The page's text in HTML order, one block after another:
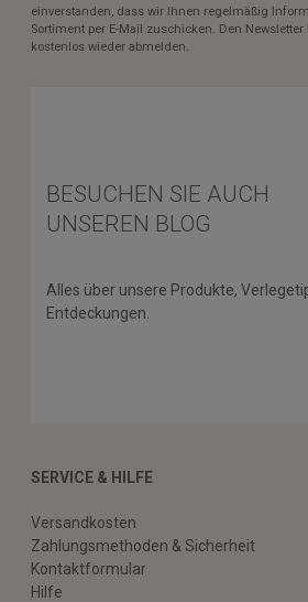
einverstanden, dass wir Ihnen regelmäßig
Sortiment per E-Mail zuschicken. Den
kostenlos wieder abmelden.
BESUCHEN SIE AUCH
UNSEREN BLOG
Alles über unsere Produkte,
Entdeckungen.
SERVICE & HILFE
Versandkosten
Zahlungsmethoden & Sicherheit
Kontaktformular
Hilfe